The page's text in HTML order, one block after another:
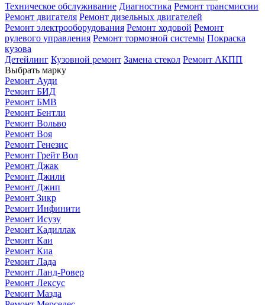
Техническое обслуживание Диагностика Ремонт трансмиссии
Ремонт двигателя Ремонт дизельных двигателей
Ремонт электрооборудования Ремонт ходовой Ремонт
рулевого управления Ремонт тормозной системы Покраска
кузова
Детейлинг Кузовной ремонт Замена стекол Ремонт АКПП
Выбрать марку
Ремонт Ауди
Ремонт БИД
Ремонт БМВ
Ремонт Бентли
Ремонт Вольво
Ремонт Воя
Ремонт Генезис
Ремонт Грейт Вол
Ремонт Джак
Ремонт Джили
Ремонт Джип
Ремонт Зикр
Ремонт Инфинити
Ремонт Исузу
Ремонт Кадиллак
Ремонт Каи
Ремонт Киа
Ремонт Лада
Ремонт Ланд-Ровер
Ремонт Лексус
Ремонт Мазда